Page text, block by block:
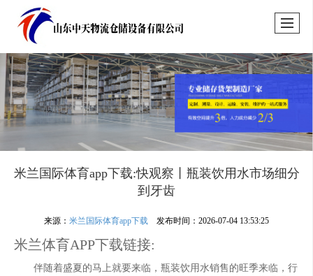
米兰国际体育app下载:快观察丨瓶装饮用水市场细分
到牙齿
来源：米兰国际体育app下载 发布时间：2026-07-04 13:53:25
米兰体育APP下载链接:
伴随着盛夏的马上就要来临，瓶装饮用水销售的旺季来临，行